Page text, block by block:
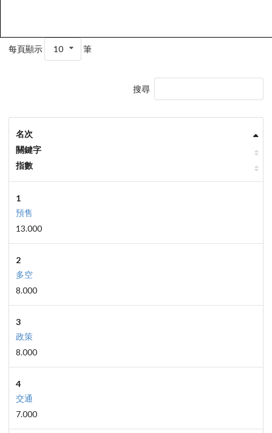
每頁顯示 10 筆
搜尋
名次
關鍵字
指數
1
預售
13.000
2
多空
8.000
3
政策
8.000
4
交通
7.000